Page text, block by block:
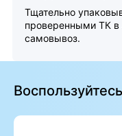
Тщательно
проверенными ТК в
самовывоз.